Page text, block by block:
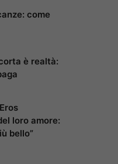
come
è realtà:
loro amore:
bello”